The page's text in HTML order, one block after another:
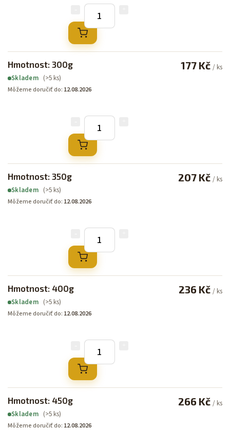
Hmotnost: 300g
Skladem (>5 ks)
Môžeme doručiť do: 12.08.2026
177 Kč / ks
Hmotnost: 350g
Skladem (>5 ks)
Môžeme doručiť do: 12.08.2026
207 Kč / ks
Hmotnost: 400g
Skladem (>5 ks)
Môžeme doručiť do: 12.08.2026
236 Kč / ks
Hmotnost: 450g
Skladem (>5 ks)
Môžeme doručiť do: 12.08.2026
266 Kč / ks